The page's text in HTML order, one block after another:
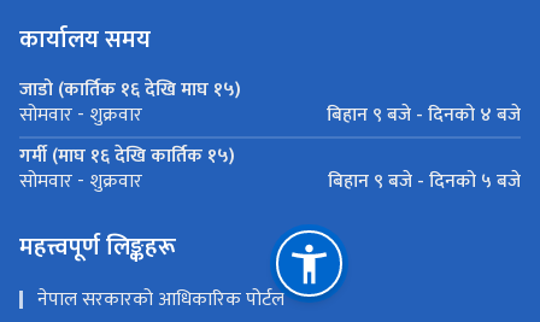
कार्यालय समय
जाडो (कार्तिक १६ देखि माघ १५)
सोमवार - शुक्रवार
बिहान ९ बजे - दिनको ४ बजे
गर्मी (माघ १६ देखि कार्तिक १५)
सोमवार - शुक्रवार बिहान ९ बजे - दिनको ५ बजे
महत्त्वपूर्ण लिङ्कहरू
नेपाल सरकारको आधिकारिक पोर्टल